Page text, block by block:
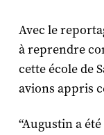
Avec le
à reprendre
cette école de
avions appris
“Augustin a